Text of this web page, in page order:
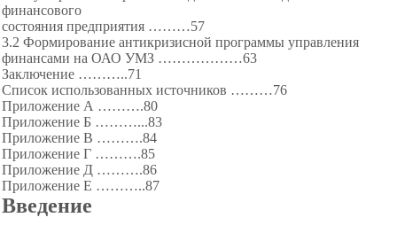
финансового
состояния предприятия ………57
3.2 Формирование антикризисной программы управления
финансами на ОАО УМЗ ………………63
Заключение ………..71
Список использованных источников ………76
Приложение А ……….80
Приложение Б ………...83
Приложение В ……….84
Приложение Г ……….85
Приложение Д ……….86
Приложение Е ………..87
Введение